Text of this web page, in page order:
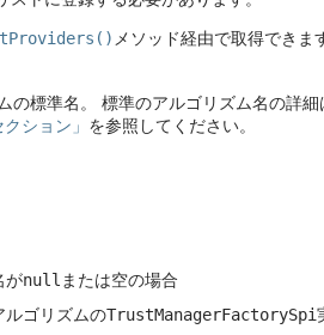
メソッド経由で取得できま
標準名。
標準のアルゴリズム名の
ション」 を参照してください。
がnull または空の場合
ゴリズムのTrustManagerFactorySpi